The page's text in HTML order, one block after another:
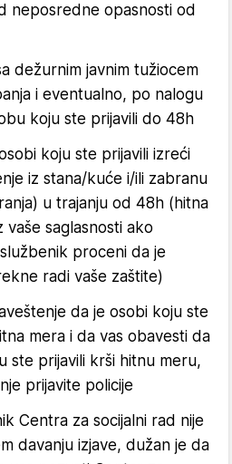
neposredne opasnosti od
dežurnim javnim tužiocem
i eventualno, po nalogu
koju ste prijavili do 48h
koju ste prijavili izreći
iz stana/kuće i/ili zabranu
u trajanju od 48h (hitna
vaše saglasnosti ako
proceni da je
radi vaše zaštite)
da je osobi koju ste
mera i da vas obavesti da
ste prijavili krši hitnu meru,
prijavite policije
Centra za socijalni rad nije
davanju izjave, dužan je da